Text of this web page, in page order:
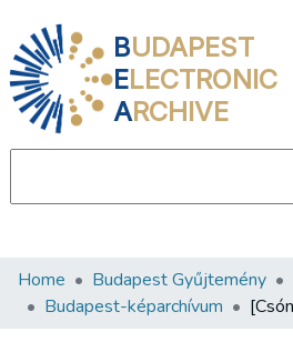
BUDAPEST
ELECTRONIC
ARCHIVE
Communities & Collections
Home Budapest Gyűjtemény
Budapest-képarchívum